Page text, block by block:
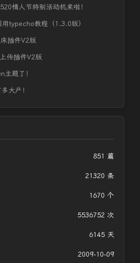
情人节特别活动机来啦！
typecho教程（1.3.0版）
插件V2版
传插件V2版
主题了！
大产！
851 篇
21320 条
1670 个
5536752 次
6145 天
2009-10-09